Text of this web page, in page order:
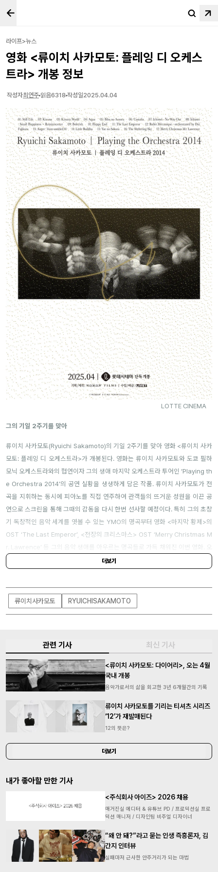
라이프>뉴스
영화 <류이치 사카모토: 플레잉 디 오케스
트라> 개봉 정보
작성자최연주 읽음6318 작성일2025.04.04
LOTTE CINEMA
그의 기일 2주기를 맞아
류이치 사카모토(Ryuichi Sakamoto)의 기일 2주기를 맞아 영화 <류이치 사카
모토: 플레잉 디 오케스트라>가 개봉된다. 영화는 류이치 사카모토와 도쿄 필하
모닉 오케스트라와의 협연이자 그의 생애 마지막 오케스트라 투어인 ‘Playing th
e Orchestra 2014’의 공연 실황을 생생하게 담은 작품. 류이치 사카모토가 전
곡을 지휘하는 동시에 피아노를 직접 연주하여 관객들의 뜨거운 성원을 이끈 공
연으로 스크린을 통해 그때의 감동을 다시 한번 선사할 예정이다. 특히 그의 초창
기 독창적인 음악 세계를 엿볼 수 있는 YMO의 명곡부터 영화 <마지막 황제>의
OST ‘The Last Emperor’, <전장의 크리스마스> OST ‘Merry Christmas M
r. Lawrence’ 등 그의 음악 생애를 아우르는 명곡들로 가득 채워진 이번 영화. 오
는 4월 9일 롯데시네마에서 단독 상영되니, 관심이 있다면 참고하길.
더보기
류이치사카모토 RYUICHISAKAMOTO
관련 기사 최신 기사
<류이치 사카모토: 다이어리>, 오는 4월
국내 개봉
음악가로서의 삶을 회고한 3년 6개월간의 기록
류이치 사카모토를 기리는 티셔츠 시리즈
‘12’가 재발매된다
12의 뜻은?
더보기
내가 좋아할 만한 기사
<주식회사 아이즈> 2026 채용
매거진실 에디터 & 유튜브 PD / 프로덕션실 프로
덕션 매니저 / 디자인팀 비주얼 디자이너
“왜 안 돼?”라고 묻는 인생 즉흥론자, 김
간지 인터뷰
실패마저 근사한 안주거리가 되는 마법